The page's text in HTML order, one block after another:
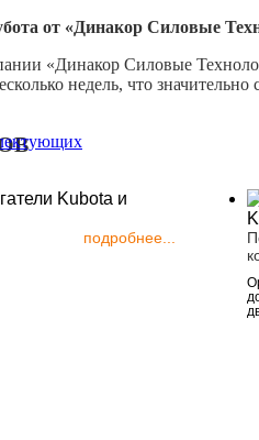
от «Динакор Силовые
«Динакор Силовые
недель, что
подробнее...